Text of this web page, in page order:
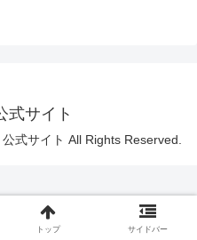
式サイト
式サイト All Rights Reserved.
トップ サイドバー